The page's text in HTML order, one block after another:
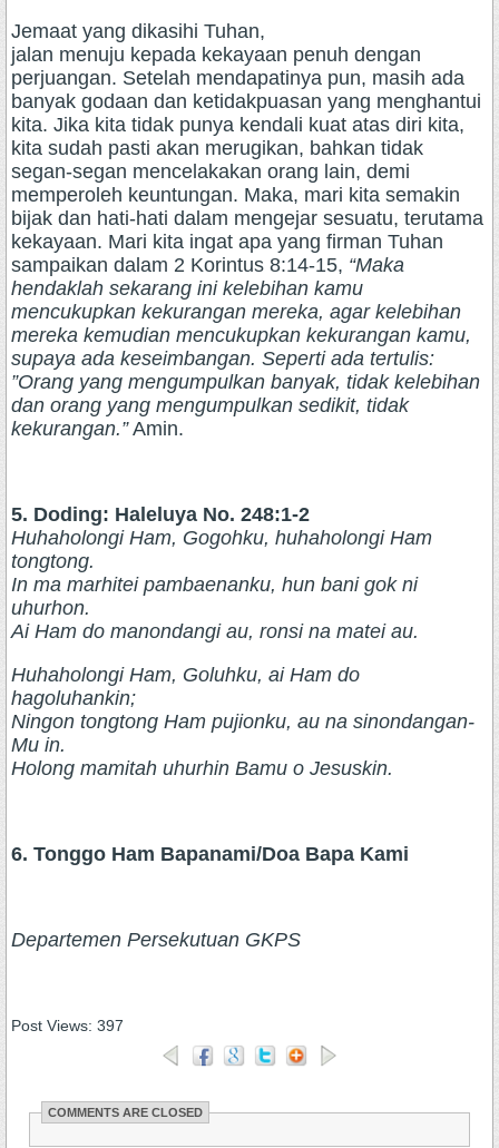
Jemaat yang dikasihi Tuhan,
jalan menuju kepada kekayaan penuh dengan
perjuangan. Setelah mendapatinya pun, masih ada
banyak godaan dan ketidakpuasan yang menghantui
kita. Jika kita tidak punya kendali kuat atas diri kita,
kita sudah pasti akan merugikan, bahkan tidak
segan-segan mencelakakan orang lain, demi
memperoleh keuntungan. Maka, mari kita semakin
bijak dan hati-hati dalam mengejar sesuatu, terutama
kekayaan. Mari kita ingat apa yang firman Tuhan
sampaikan dalam 2 Korintus 8:14-15, “Maka
hendaklah sekarang ini kelebihan kamu
mencukupkan kekurangan mereka, agar kelebihan
mereka kemudian mencukupkan kekurangan kamu,
supaya ada keseimbangan. Seperti ada tertulis:
”Orang yang mengumpulkan banyak, tidak kelebihan
dan orang yang mengumpulkan sedikit, tidak
kekurangan.”Amin.
5. Doding: Haleluya No. 248:1-2
Huhaholongi Ham, Gogohku, huhaholongi Ham
tongtong.
In ma marhitei pambaenanku, hun bani gok ni
uhurhon.
Ai Ham do manondangi au, ronsi na matei au.
Huhaholongi Ham, Goluhku, ai Ham do
hagoluhankin;
Ningon tongtong Ham pujionku, au na sinondangan-
Mu in.
Holong mamitah uhurhin Bamu o Jesuskin.
6. Tonggo Ham Bapanami/Doa Bapa Kami
Departemen Persekutuan GKPS
Post Views: 397
COMMENTS ARE CLOSED